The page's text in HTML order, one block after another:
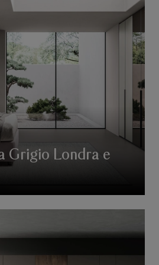
Grigio Londra e